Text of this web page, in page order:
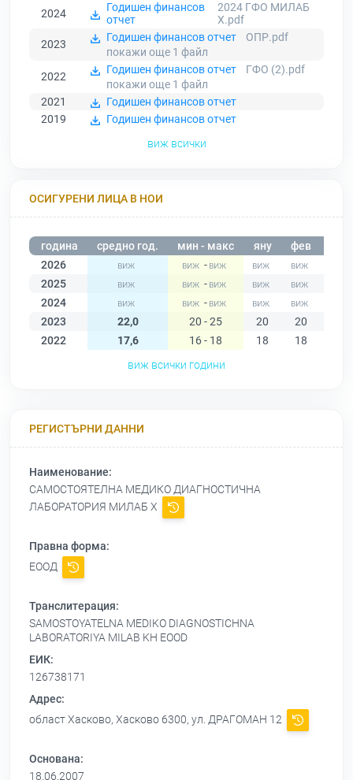
2024
Годишен финансов
отчет
2024 ГФО МИЛАБ
Х.pdf
2023
Годишен финансов отчет
ОПР.pdf
покажи още 1 файл
2022
Годишен финансов отчет
ГФО (2).pdf
покажи още 1 файл
2021
Годишен финансов отчет
2019
Годишен финансов отчет
виж всички
ОСИГУРЕНИ ЛИЦА В НОИ
година средно год. мин - макс яну фев
2026
-
2025
-
2024
-
2023
22,0 20 - 25 20 20
2022
17,6 16 - 18 18 18
виж всички години
РЕГИСТЪРНИ ДАННИ
Наименование:
САМОСТОЯТЕЛНА МЕДИКО ДИАГНОСТИЧНА
ЛАБОРАТОРИЯ МИЛАБ Х
Правна форма:
ЕООД
Транслитерация:
SAMOSTOYATELNA MEDIKO DIAGNOSTICHNA
LABORATORIYA MILAB KH EOOD
ЕИК:
126738171
Адрес:
област Хасково, Хасково 6300, ул. ДРАГОМАН 12
Основана:
18.06.2007